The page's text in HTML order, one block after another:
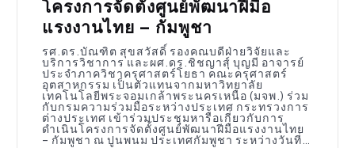
โครงการจัดตั้งศูนย์พัฒนาฝีมือ
แรงงานไทย – กัมพูชา
รศ.ดร.บัณฑิต สุขสวัสดิ์ รองคณบดีฝ่ายวิจัยและ
บริการวิชาการ และผศ.ดร.ชิชญาสุ์ บุญมี อาจารย์
ประจำภาควิชาครุศาสตร์โยธา คณะครุศาสตร์
อุตสาหกรรม เป็นตัวแทนจากมหาวิทยาลัย
เทคโนโลยีพระจอมเกล้าพระนครเหนือ (มจพ.) ร่วม
กับกรมความร่วมมือระหว่างประเทศ กระทรวงการ
ต่างประเทศ เข้าร่วมประชุมหารือเกี่ยวกับการ
ดำเนินโครงการจัดตั้งศูนย์พัฒนาฝีมือแรงงานไทย
– กัมพูชา ณ ปูนพนม ประเทศกัมพูชา ระหว่างวันที่…